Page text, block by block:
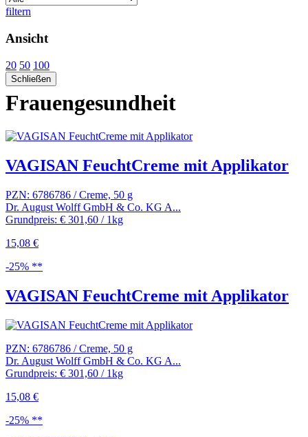
filtern
Ansicht
20 50 100
Schließen
Frauengesundheit
VAGISAN FeuchtCreme mit Applikator
PZN: 6786786 / Creme, 50 g
Dr. August Wolff GmbH & Co. KG A...
Grundpreis: € 301,60 / 1kg
15,08 €
-25% **
VAGISAN FeuchtCreme mit Applikator
PZN: 6786786 / Creme, 50 g
Dr. August Wolff GmbH & Co. KG A...
Grundpreis: € 301,60 / 1kg
15,08 €
-25% **